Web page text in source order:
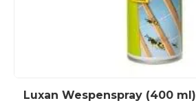
Luxan Wespenspray (400 ml)